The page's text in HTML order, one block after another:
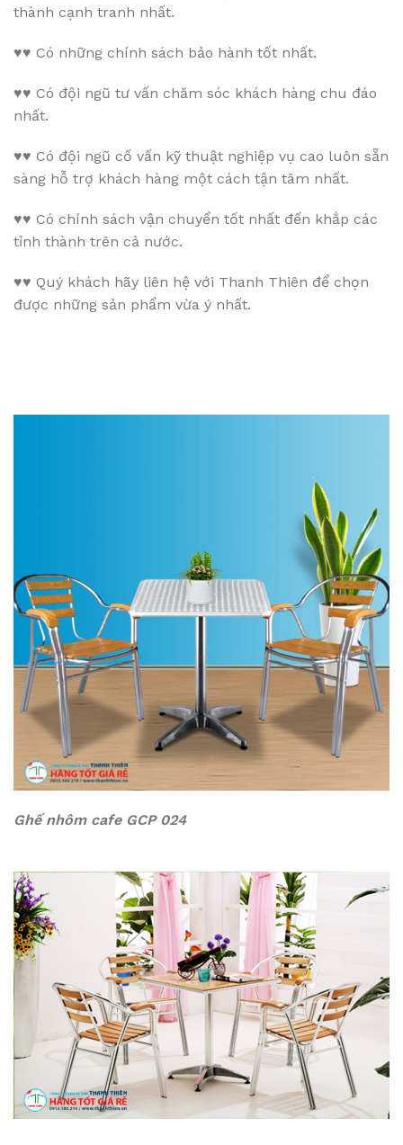
thành cạnh tranh nhất.
♥♥ Có những chính sách bảo hành tốt nhất.
♥♥ Có đội ngũ tư vấn chăm sóc khách hàng chu đáo
nhất.
♥♥ Có đội ngũ cố vấn kỹ thuật nghiệp vụ cao luôn sẵn
sàng hỗ trợ khách hàng một cách tận tâm nhất.
♥♥ Có chính sách vận chuyển tốt nhất đến khắp các
tỉnh thành trên cả nước.
♥♥ Quý khách hãy liên hệ với Thanh Thiên để chọn
được những sản phẩm vừa ý nhất.
Ghế nhôm cafe GCP 024